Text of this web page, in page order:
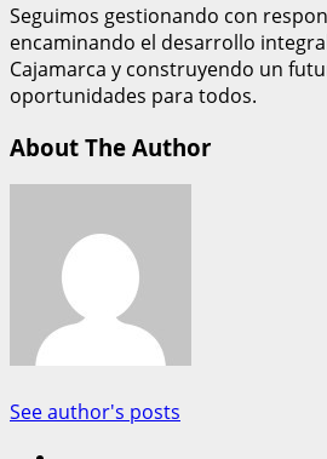
Seguimos gestionando con
encaminando el desarrollo
Cajamarca y construyendo un
oportunidades para todos.
About The Author
See author's posts